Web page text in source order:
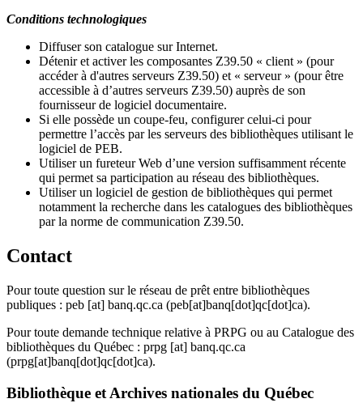
Conditions technologiques
Diffuser son catalogue sur Internet.
Détenir et activer les composantes Z39.50 « client » (pour
accéder à d'autres serveurs Z39.50) et « serveur » (pour être
accessible à d’autres serveurs Z39.50) auprès de son
fournisseur de logiciel documentaire.
Si elle possède un coupe-feu, configurer celui-ci pour
permettre l’accès par les serveurs des bibliothèques utilisant le
logiciel de PEB.
Utiliser un fureteur Web d’une version suffisamment récente
qui permet sa participation au réseau des bibliothèques.
Utiliser un logiciel de gestion de bibliothèques qui permet
notamment la recherche dans les catalogues des bibliothèques
par la norme de communication Z39.50.
Contact
Pour toute question sur le réseau de prêt entre bibliothèques
publiques : peb [at] banq.qc.ca (peb[at]banq[dot]qc[dot]ca).
Pour toute demande technique relative à PRPG ou au Catalogue des
bibliothèques du Québec : prpg [at] banq.qc.ca
(prpg[at]banq[dot]qc[dot]ca).
Bibliothèque et Archives nationales du Québec